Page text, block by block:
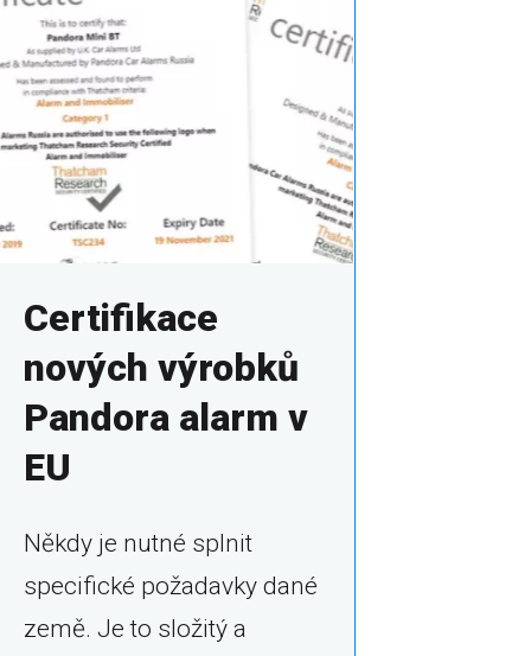
Certifikace
nových výrobků
Pandora alarm v
EU
Někdy je nutné splnit
specifické požadavky dané
země. Je to složitý a